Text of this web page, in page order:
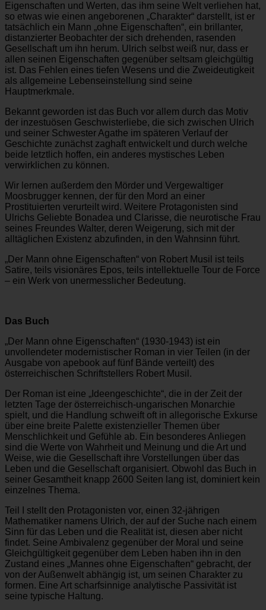
Eigenschaften und Werten, das ihm seine Welt verliehen hat,
so etwas wie einen angeborenen „Charakter“ darstellt, ist er
tatsächlich ein Mann „ohne Eigenschaften“, ein brillanter,
distanzierter Beobachter der sich drehenden, rasenden
Gesellschaft um ihn herum. Ulrich selbst weiß nur, dass er
allen seinen Eigenschaften gegenüber seltsam gleichgültig
ist. Das Fehlen eines tiefen Wesens und die Zweideutigkeit
als allgemeine Lebenseinstellung sind seine
Hauptmerkmale.
Bekannt geworden ist das Buch vor allem durch das Motiv
der inzestuösen Geschwisterliebe, die sich zwischen Ulrich
und seiner Schwester Agathe im späteren Verlauf der
Geschichte zunächst zaghaft entwickelt und durch welche
beide letztlich hoffen, ein anderes mystisches Leben
verwirklichen zu können.
Wir lernen außerdem den Mörder und Vergewaltiger
Moosbrugger kennen, der für den Mord an einer
Prostituierten verurteilt wird. Weitere Protagonisten sind
Ulrichs Geliebte Bonadea und Clarisse, die neurotische Frau
seines Freundes Walter, deren Weigerung, sich mit der
alltäglichen Existenz abzufinden, in den Wahnsinn führt.
„Der Mann ohne Eigenschaften“ von Robert Musil ist teils
Satire, teils visionäres Epos, teils intellektuelle Tour de Force
– ein Werk von unermesslicher Bedeutung.
Das Buch
„Der Mann ohne Eigenschaften“ (1930-1943) ist ein
unvollendeter modernistischer Roman in vier Teilen (in der
Ausgabe von apebook auf fünf Bände verteilt) des
österreichischen Schriftstellers Robert Musil.
Der Roman ist eine „Ideengeschichte“, die in der Zeit der
letzten Tage der österreichisch-ungarischen Monarchie
spielt, und die Handlung schweift oft in allegorische Exkurse
über eine breite Palette existenzieller Themen über
Menschlichkeit und Gefühle ab. Ein besonderes Anliegen
sind die Werte von Wahrheit und Meinung und die Art und
Weise, wie die Gesellschaft ihre Vorstellungen über das
Leben und die Gesellschaft organisiert. Obwohl das Buch in
seiner Gesamtheit knapp 2600 Seiten lang ist, dominiert kein
einzelnes Thema.
Teil I stellt den Protagonisten vor, einen 32-jährigen
Mathematiker namens Ulrich, der auf der Suche nach einem
Sinn für das Leben und die Realität ist, diesen aber nicht
findet. Seine Ambivalenz gegenüber der Moral und seine
Gleichgültigkeit gegenüber dem Leben haben ihn in den
Zustand eines „Mannes ohne Eigenschaften“ gebracht, der
von der Außenwelt abhängig ist, um seinen Charakter zu
formen. Eine Art scharfsinnige analytische Passivität ist
seine typische Haltung.